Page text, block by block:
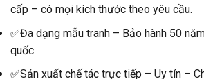
cấp – có mọi kích thước theo yêu cầu.
✅Đa dạng mẫu tranh – Bảo hành 50
quốc
✅Sản xuất chế tác trực tiếp – Uy tín –